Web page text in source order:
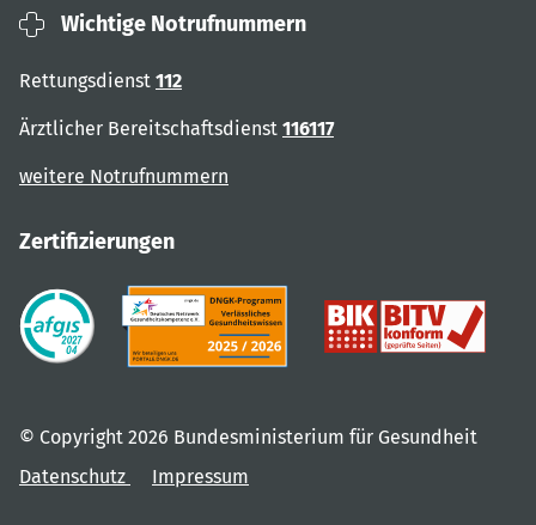
Wichtige Notrufnummern
Rettungsdienst 112
Ärztlicher Bereitschaftsdienst 116117
weitere Notrufnummern
Zertifizierungen
© Copyright 2026 Bundesministerium für Gesundheit
Datenschutz
Impressum